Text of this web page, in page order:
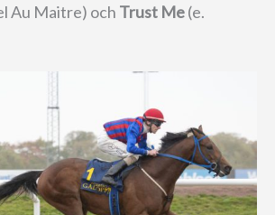
Au Maitre) och Trust Me(e.